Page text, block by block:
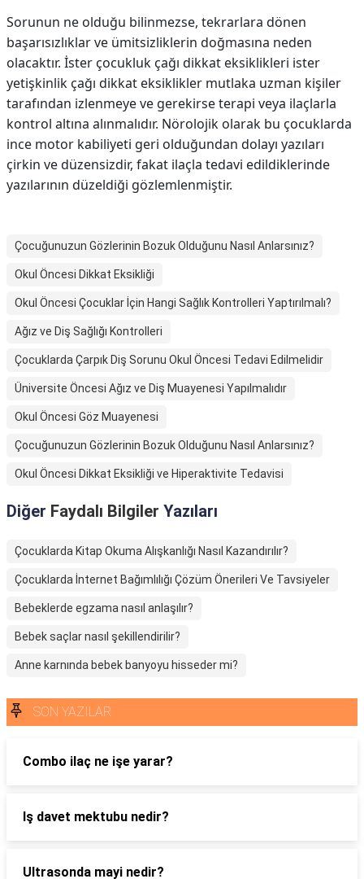
Sorunun ne olduğu bilinmezse, tekrarlara dönen
başarısızlıklar ve ümitsizliklerin doğmasına neden
olacaktır. İster çocukluk çağı dikkat eksiklikleri ister
yetişkinlik çağı dikkat eksiklikler mutlaka uzman kişiler
tarafından izlenmeye ve gerekirse terapi veya ilaçlarla
kontrol altına alınmalıdır. Nörolojik olarak bu çocuklarda
ince motor kabiliyeti geri olduğundan dolayı yazıları
çirkin ve düzensizdir, fakat ilaçla tedavi edildiklerinde
yazılarının düzeldiği gözlemlenmiştir.
Çocuğunuzun Gözlerinin Bozuk Olduğunu Nasıl Anlarsınız?
Okul Öncesi Dikkat Eksikliği
Okul Öncesi Çocuklar İçin Hangi Sağlık Kontrolleri Yaptırılmalı?
Ağız ve Diş Sağlığı Kontrolleri
Çocuklarda Çarpık Diş Sorunu Okul Öncesi Tedavi Edilmelidir
Üniversite Öncesi Ağız ve Diş Muayenesi Yapılmalıdır
Okul Öncesi Göz Muayenesi
Çocuğunuzun Gözlerinin Bozuk Olduğunu Nasıl Anlarsınız?
Okul Öncesi Dikkat Eksikliği ve Hiperaktivite Tedavisi
Diğer Faydalı Bilgiler Yazıları
Çocuklarda Kitap Okuma Alışkanlığı Nasıl Kazandırılır?
Çocuklarda İnternet Bağımlılığı Çözüm Önerileri Ve Tavsiyeler
Bebeklerde egzama nasıl anlaşılır?
Bebek saçlar nasıl şekillendirilir?
Anne karnında bebek banyoyu hisseder mi?
SON YAZILAR
Combo ilaç ne işe yarar?
Iş davet mektubu nedir?
Ultrasonda mayi nedir?